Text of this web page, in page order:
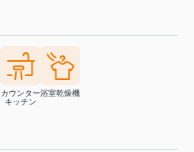
カウンター
キッチン
浴室乾燥機